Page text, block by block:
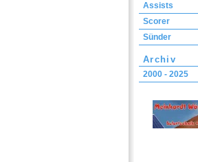
Assists
Scorer
Sünder
Archiv
2000 - 2025